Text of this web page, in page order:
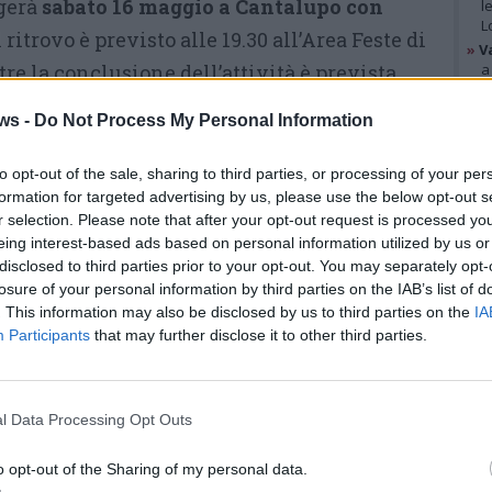
- Do Not Process My Personal Information
opt-out of the sale, sharing to third parties, or processing of your
for targeted advertising by us, please use the below opt-out
selection. Please note that after your opt-out request is processed
interest-based ads based on personal information utilized by us
to third parties prior to your opt-out. You may separately
of your personal information by third parties on the IAB’s list of
This information may also be disclosed by us to third parties on the
Participants that may further disclose it to other third parties.
Data Processing Opt Outs
opt-out of the Sharing of my personal data.
sabato 16 maggio a Cantalupo con
ritrovo è previsto alle 19.30 all’Area Feste di
la conclusione dell’attività è prevista
invecedomenica 17 maggio a
Origgiocon una camminata
mattutina. I partecipanti si
ritroveranno alle 8.30 al termine
di via Di Vittorio e l’attività
terminerà intorno alle 11.
partecipanti saranno
espertiche illustreranno le
»